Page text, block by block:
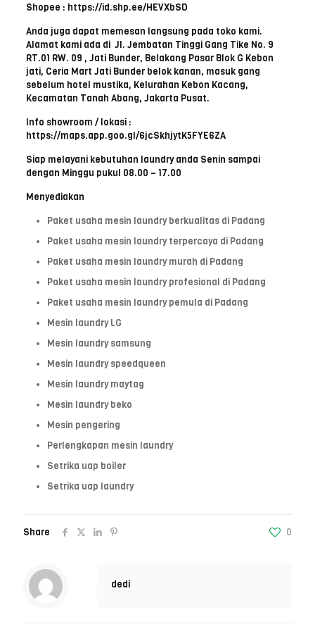
Shopee : https://id.shp.ee/HEVXbSD
Anda juga dapat memesan langsung pada toko kami.
Alamat kami ada di Jl. Jembatan Tinggi Gang Tike No. 9
RT.01 RW. 09 , Jati Bunder, Belakang Pasar Blok G Kebon
jati, Ceria Mart Jati Bunder belok kanan, masuk gang
sebelum hotel mustika, Kelurahan Kebon Kacang,
Kecamatan Tanah Abang, Jakarta Pusat.
Info showroom / lokasi :
https://maps.app.goo.gl/6jcSkhjytK5FYE6ZA
Siap melayani kebutuhan laundry anda Senin sampai
dengan Minggu pukul 08.00 – 17.00
Menyediakan
Paket usaha mesin laundry berkualitas di Padang
Paket usaha mesin laundry terpercaya di Padang
Paket usaha mesin laundry murah di Padang
Paket usaha mesin laundry profesional di Padang
Paket usaha mesin laundry pemula di Padang
Mesin laundry LG
Mesin laundry samsung
Mesin laundry speedqueen
Mesin laundry maytag
Mesin laundry beko
Mesin pengering
Perlengkapan mesin laundry
Setrika uap boiler
Setrika uap laundry
Share 0
dedi